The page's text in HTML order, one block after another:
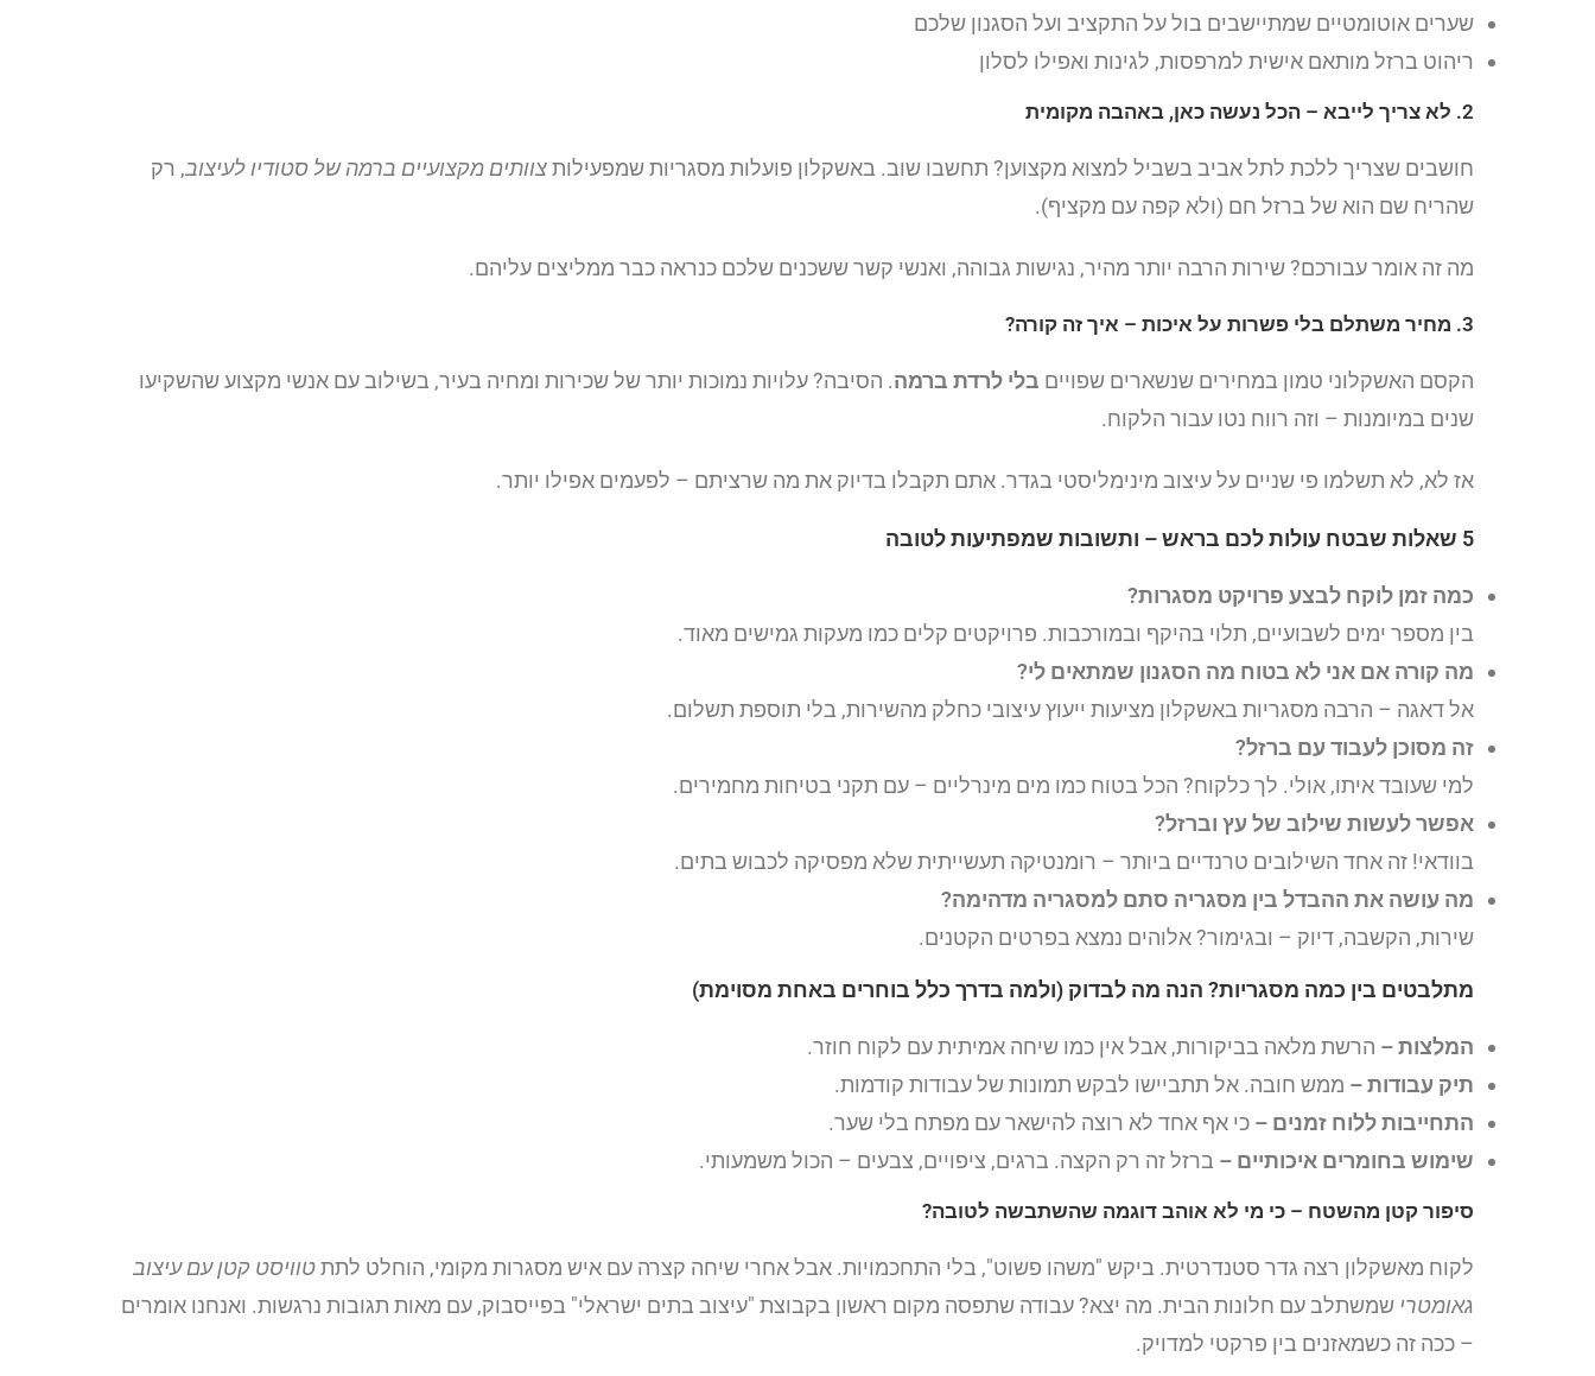
שערים אוטומטיים שמתיישבים בול על התקציב ועל הסגנון שלכם
ריהוט ברזל מותאם אישית למרפסות, לגינות ואפילו לסלון
2. לא צריך לייבא – הכל נעשה כאן, באהבה מקומית
חושבים שצריך ללכת לתל אביב בשביל למצוא מקצוען? תחשבו שוב. באשקלון פועלות מסגריות שמפעילותצוותים מקצועיים ברמה של סטודיו לעיצוב, רק
שהריח שם הוא של ברזל חם (ולא קפה עם מקציף).
מה זה אומר עבורכם? שירות הרבה יותר מהיר, נגישות גבוהה, ואנשי קשר ששכנים שלכם כנראה כבר ממליצים עליהם.
3. מחיר משתלם בלי פשרות על איכות – איך זה קורה?
הקסם האשקלוני טמון במחירים שנשארים שפויים בלי לרדת ברמה. הסיבה? עלויות נמוכות יותר של שכירות ומחיה בעיר, בשילוב עם אנשי מקצוע שהשקיעו
שנים במיומנות – וזה רווח נטו עבור הלקוח.
אז לא, לא תשלמו פי שניים על עיצוב מינימליסטי בגדר. אתם תקבלו בדיוק את מה שרציתם – לפעמים אפילו יותר.
5 שאלות שבטח עולות לכם בראש – ותשובות שמפתיעות לטובה
כמה זמן לוקח לבצע פרויקט מסגרות?
בין מספר ימים לשבועיים, תלוי בהיקף ובמורכבות. פרויקטים קלים כמו מעקות גמישים מאוד.
מה קורה אם אני לא בטוח מה הסגנון שמתאים לי?
אל דאגה – הרבה מסגריות באשקלון מציעות ייעוץ עיצובי כחלק מהשירות, בלי תוספת תשלום.
זה מסוכן לעבוד עם ברזל?
למי שעובד איתו, אולי. לך כלקוח? הכל בטוח כמו מים מינרליים – עם תקני בטיחות מחמירים.
אפשר לעשות שילוב של עץ וברזל?
בוודאי! זה אחד השילובים טרנדיים ביותר – רומנטיקה תעשייתית שלא מפסיקה לכבוש בתים.
מה עושה את ההבדל בין מסגריה סתם למסגריה מדהימה?
שירות, הקשבה, דיוק – ובגימור? אלוהים נמצא בפרטים הקטנים.
מתלבטים בין כמה מסגריות? הנה מה לבדוק (ולמה בדרך כלל בוחרים באחת מסוימת)
המלצות – הרשת מלאה בביקורות, אבל אין כמו שיחה אמיתית עם לקוח חוזר.
תיק עבודות – ממש חובה. אל תתביישו לבקש תמונות של עבודות קודמות.
התחייבות ללוח זמנים – כי אף אחד לא רוצה להישאר עם מפתח בלי שער.
שימוש בחומרים איכותיים – ברזל זה רק הקצה. ברגים, ציפויים, צבעים – הכול משמעותי.
סיפור קטן מהשטח – כי מי לא אוהב דוגמה שהשתבשה לטובה?
לקוח מאשקלון רצה גדר סטנדרטית. ביקש "משהו פשוט", בלי התחכמויות. אבל אחרי שיחה קצרה עם איש מסגרות מקומי, הוחלט לתתטוויסט קטן עם עיצוב
גאומטרי שמשתלב עם חלונות הבית. מה יצא? עבודה שתפסה מקום ראשון בקבוצת "עיצוב בתים ישראלי" בפייסבוק, עם מאות תגובות נרגשות. ואנחנו אומרים
– ככה זה כשמאזנים בין פרקטי למדויק.